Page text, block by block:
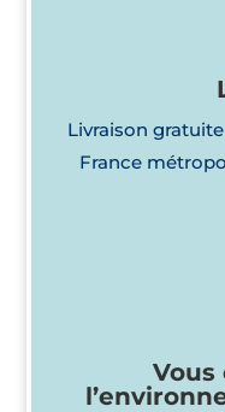
Livraison
France
Vous